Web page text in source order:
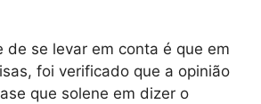
de se levar em conta é que em
foi verificado que a opinião
que solene em dizer o